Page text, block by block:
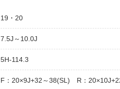
19・20
7.5J～10.0J
5H-114.3
F：20×9J+32～38(SL) R：